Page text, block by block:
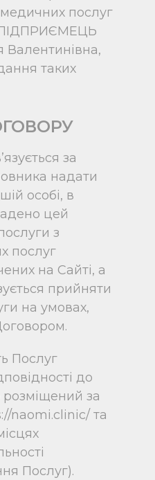
медичних послуг
Валентинівна,
таких
за
надати
особі, в
цей
з
послуг
на Сайті, а
прийняти
на умовах,
Послуг
до
за
naomi.clinic/ та
Послуг).